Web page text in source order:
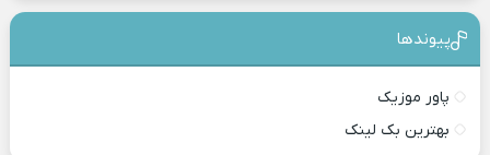
پیوندها
پاور موزیک
بهترین بک لینک